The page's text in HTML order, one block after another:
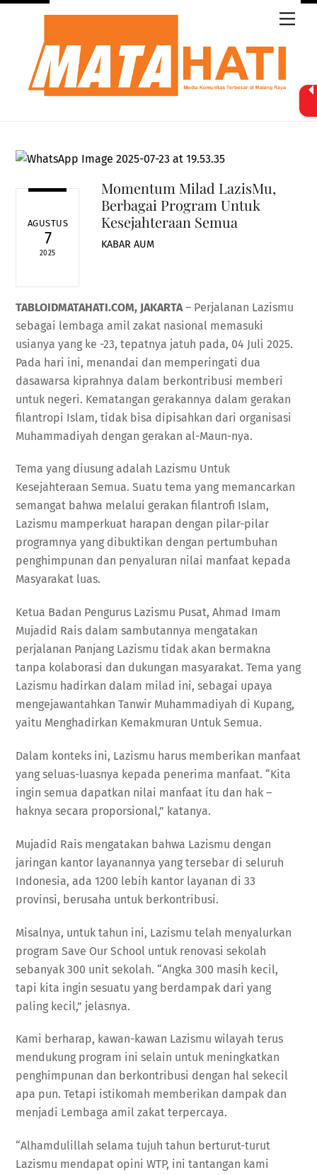
Skip
AGUSTUS
7
2025
Momentum Milad LazisMu,
Berbagai Program Untuk
Kesejahteraan Semua
KABAR AUM
TABLOIDMATAHATI.COM, JAKARTA– Perjalanan Lazismu
sebagai lembaga amil zakat nasional memasuki
usianya yang ke -23, tepatnya jatuh pada, 04 Juli 2025.
Pada hari ini, menandai dan memperingati dua
dasawarsa kiprahnya dalam berkontribusi memberi
untuk negeri. Kematangan gerakannya dalam gerakan
filantropi Islam, tidak bisa dipisahkan dari organisasi
Muhammadiyah dengan gerakan al-Maun-nya.
Tema yang diusung adalah Lazismu Untuk
Kesejahteraan Semua. Suatu tema yang memancarkan
semangat bahwa melalui gerakan filantrofi Islam,
Lazismu mamperkuat harapan dengan pilar-pilar
programnya yang dibuktikan dengan pertumbuhan
penghimpunan dan penyaluran nilai manfaat kepada
Masyarakat luas.
Ketua Badan Pengurus Lazismu Pusat, Ahmad Imam
Mujadid Rais dalam sambutannya mengatakan
perjalanan Panjang Lazismu tidak akan bermakna
tanpa kolaborasi dan dukungan masyarakat. Tema yang
Lazismu hadirkan dalam milad ini, sebagai upaya
mengejawantahkan Tanwir Muhammadiyah di Kupang,
yaitu Menghadirkan Kemakmuran Untuk Semua.
Dalam konteks ini, Lazismu harus memberikan manfaat
yang seluas-luasnya kepada penerima manfaat. “Kita
ingin semua dapatkan nilai manfaat itu dan hak –
haknya secara proporsional,” katanya.
Mujadid Rais mengatakan bahwa Lazismu dengan
jaringan kantor layanannya yang tersebar di seluruh
Indonesia, ada 1200 lebih kantor layanan di 33
provinsi, berusaha untuk berkontribusi.
Misalnya, untuk tahun ini, Lazismu telah menyalurkan
program Save Our School untuk renovasi sekolah
sebanyak 300 unit sekolah. “Angka 300 masih kecil,
tapi kita ingin sesuatu yang berdampak dari yang
paling kecil,” jelasnya.
Kami berharap, kawan-kawan Lazismu wilayah terus
mendukung program ini selain untuk meningkatkan
penghimpunan dan berkontribusi dengan hal sekecil
apa pun. Tetapi istikomah memberikan dampak dan
menjadi Lembaga amil zakat terpercaya.
“Alhamdulillah selama tujuh tahun berturut-turut
Lazismu mendapat opini WTP, ini tantangan kami